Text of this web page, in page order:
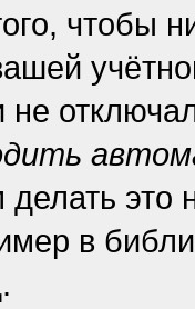
чтобы
не
делать это
в